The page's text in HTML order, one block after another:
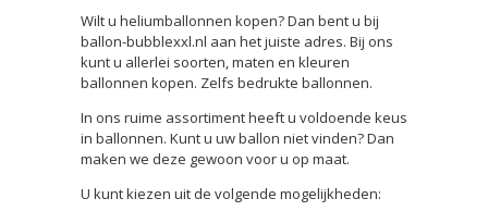
Wilt u heliumballonnen kopen? Dan bent u bij
ballon-bubblexxl.nl aan het juiste adres. Bij ons
kunt u allerlei soorten, maten en kleuren
ballonnen kopen. Zelfs bedrukte ballonnen.
In ons ruime assortiment heeft u voldoende keus
in ballonnen. Kunt u uw ballon niet vinden? Dan
maken we deze gewoon voor u op maat.
U kunt kiezen uit de volgende mogelijkheden: